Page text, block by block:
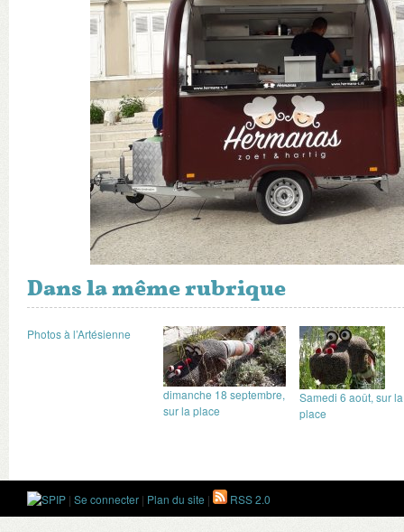
Dans la même rubrique
Photos à l’Artésienne
dimanche 18 septembre,
sur la place
Samedi 6 août, sur la
place
| Se connecter | Plan du site | RSS 2.0